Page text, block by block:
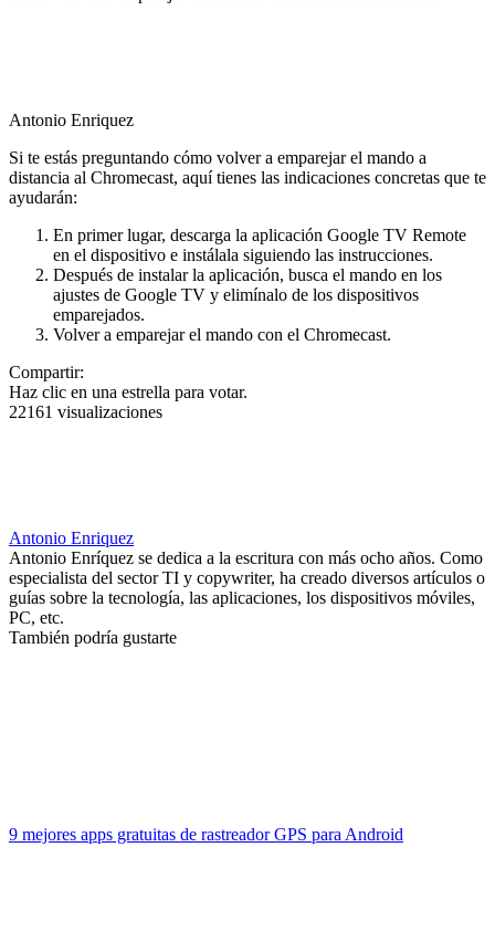
Antonio Enriquez
Si te estás preguntando cómo volver a emparejar el mando a
distancia al Chromecast, aquí tienes las indicaciones concretas que te
ayudarán:
En primer lugar, descarga la aplicación Google TV Remote
en el dispositivo e instálala siguiendo las instrucciones.
Después de instalar la aplicación, busca el mando en los
ajustes de Google TV y elimínalo de los dispositivos
emparejados.
Volver a emparejar el mando con el Chromecast.
Compartir:
Haz clic en una estrella para votar.
22161 visualizaciones
Antonio Enriquez
Antonio Enríquez se dedica a la escritura con más ocho años. Como
especialista del sector TI y copywriter, ha creado diversos artículos o
guías sobre la tecnología, las aplicaciones, los dispositivos móviles,
PC, etc.
También podría gustarte
9 mejores apps gratuitas de rastreador GPS para Android